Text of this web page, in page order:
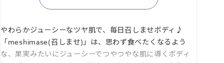
●ヒアルロン酸Ｎａ*6
●ローズマリー葉エキス*6
●カミツレ花エキス*6
やわらかジューシーなツヤ肌で、毎日召しませボディ♪
「meshimase(召しませ)」は、思わず食べたくなるよう
な、果実みたいにジューシーでつやつやな肌に導くボディ